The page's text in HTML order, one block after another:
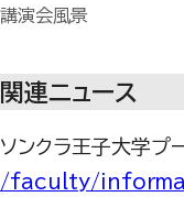
講演会風景
関連ニュース
ソンクラ王子大学プ
/faculty/